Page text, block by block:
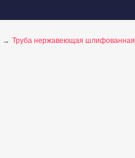
Труба нержавеющая шлифованная